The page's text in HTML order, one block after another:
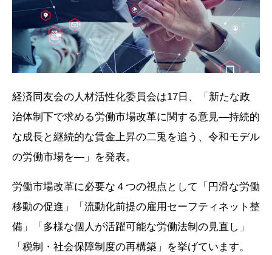
経済同友会の人材活性化委員会は17日、「新たな政
治体制下で求める労働市場改革に関する意見―持続的
な成長と継続的な賃金上昇の二兎を追う、令和モデル
の労働市場を―」を発表。
労働市場改革に必要な４つの視点として「円滑な労働
移動の促進」「流動化前提の雇用セーフティネット整
備」「多様な個人が活躍可能な労働法制の見直し」
「税制・社会保障制度の再構築」を挙げています。